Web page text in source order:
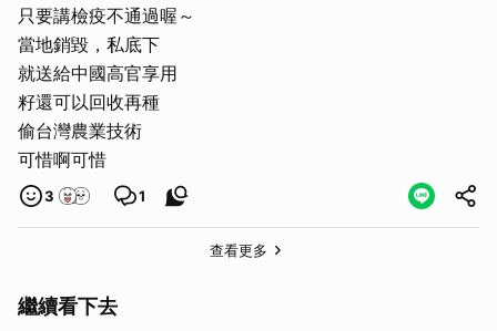
只要講檢疫不通過喔～
當地銷毀，私底下
就送給中國高官享用
籽還可以回收再種
偷台灣農業技術
可惜啊可惜
3 1
查看更多
繼續看下去